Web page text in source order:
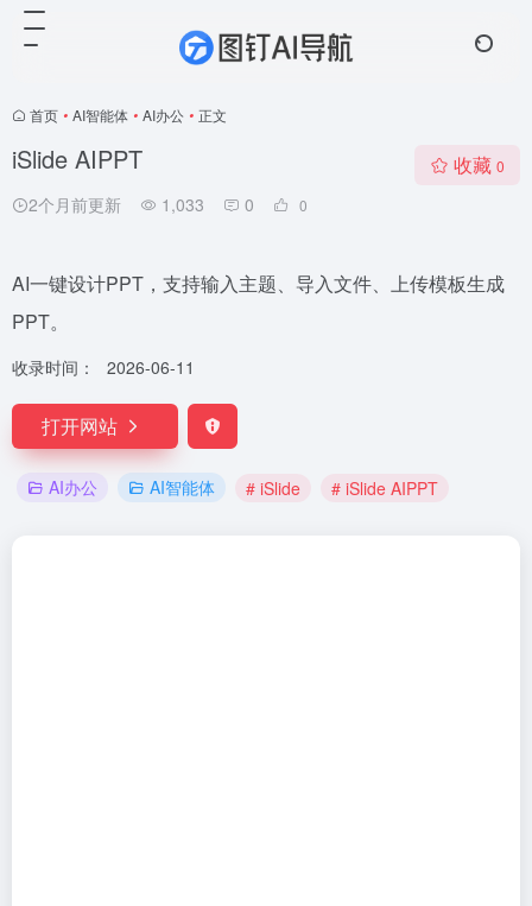
首页 • AI智能体 • AI办公 • 正文
iSlide AIPPT
2个月前更新 1,033 0 0
收藏 0
AI一键设计PPT，支持输入主题、导入文件、上传模板生成
PPT。
收录时间： 2026-06-11
打开网站
AI办公 AI智能体 # iSlide # iSlide AIPPT